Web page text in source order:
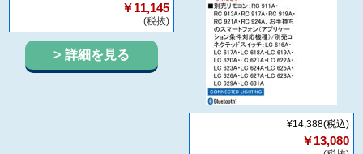
￥11,145
(税抜)
詳細を見る
¥14,388(税込)
￥13,080